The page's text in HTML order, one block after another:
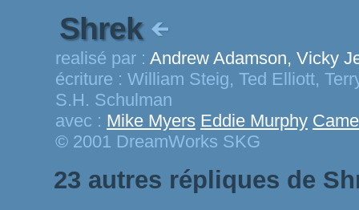
Shrek
realisé par : Andrew Adamson, Vicky
écriture : William Steig, Ted Elliott,
S.H. Schulman
avec : Mike Myers Eddie Murphy
© 2001 DreamWorks SKG
23 autres répliques de